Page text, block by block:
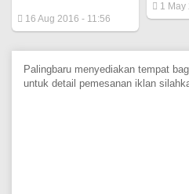
16 Aug 2016 - 11:56
1 May
Palingbaru menyediakan tempat
untuk detail pemesanan iklan